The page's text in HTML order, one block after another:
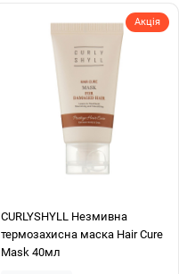
Акція
CURLYSHYLL Незмивна
термозахисна маска Hair Cure
Mask 40мл